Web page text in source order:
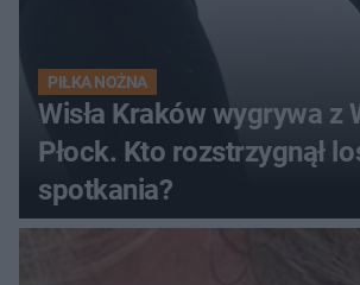
PIŁKA NOŻNA
Wisła Kraków wygrywa z
Płock. Kto rozstrzygnął
spotkania?